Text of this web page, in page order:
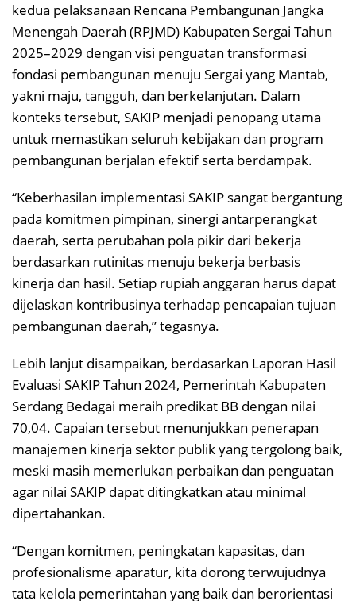
kedua pelaksanaan Rencana Pembangunan Jangka
Menengah Daerah (RPJMD) Kabupaten Sergai Tahun
2025–2029 dengan visi penguatan transformasi
fondasi pembangunan menuju Sergai yang Mantab,
yakni maju, tangguh, dan berkelanjutan. Dalam
konteks tersebut, SAKIP menjadi penopang utama
untuk memastikan seluruh kebijakan dan program
pembangunan berjalan efektif serta berdampak.
“Keberhasilan implementasi SAKIP sangat bergantung
pada komitmen pimpinan, sinergi antarperangkat
daerah, serta perubahan pola pikir dari bekerja
berdasarkan rutinitas menuju bekerja berbasis
kinerja dan hasil. Setiap rupiah anggaran harus dapat
dijelaskan kontribusinya terhadap pencapaian tujuan
pembangunan daerah,” tegasnya.
Lebih lanjut disampaikan, berdasarkan Laporan Hasil
Evaluasi SAKIP Tahun 2024, Pemerintah Kabupaten
Serdang Bedagai meraih predikat BB dengan nilai
70,04. Capaian tersebut menunjukkan penerapan
manajemen kinerja sektor publik yang tergolong baik,
meski masih memerlukan perbaikan dan penguatan
agar nilai SAKIP dapat ditingkatkan atau minimal
dipertahankan.
“Dengan komitmen, peningkatan kapasitas, dan
profesionalisme aparatur, kita dorong terwujudnya
tata kelola pemerintahan yang baik dan berorientasi